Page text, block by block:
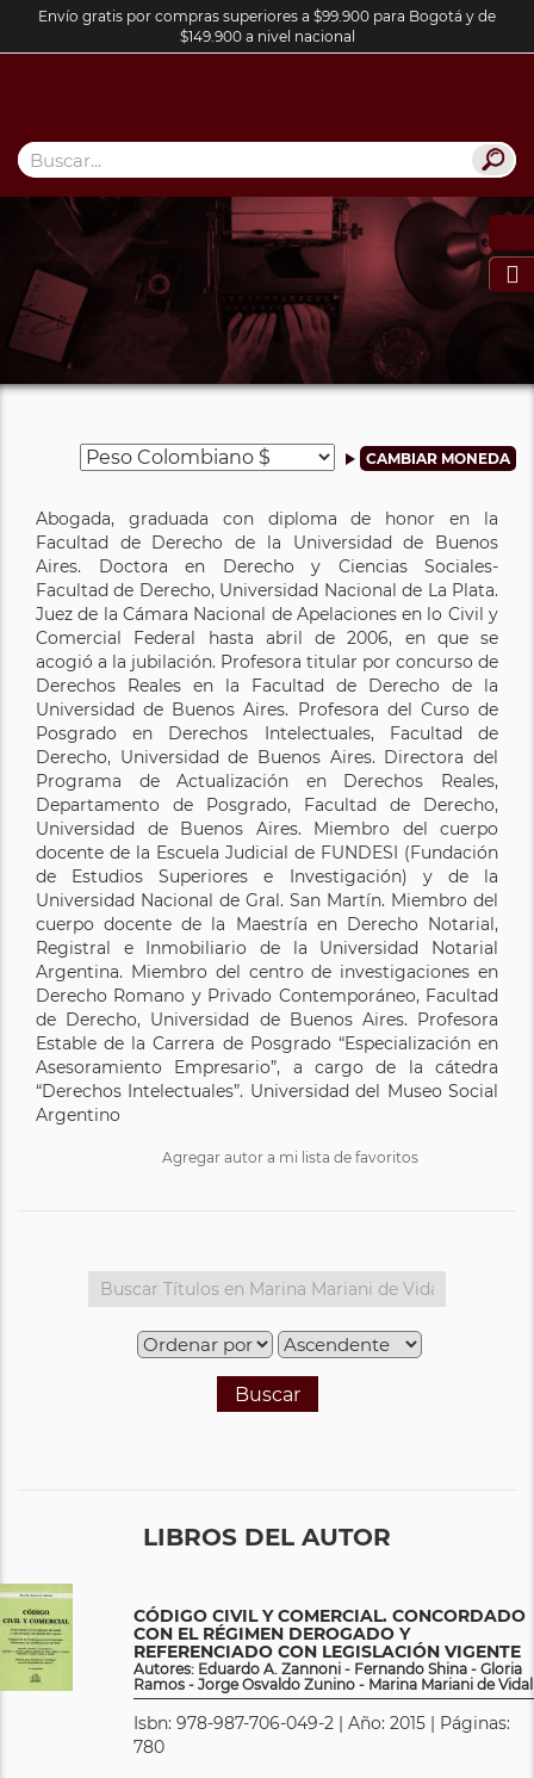
Envío gratis por compras superiores a $99.900 para Bogotá y de
$149.900 a nivel nacional

Abogada, graduada con diploma de honor en la
Facultad de Derecho de la Universidad de Buenos
Aires. Doctora en Derecho y Ciencias Sociales-
Facultad de Derecho, Universidad Nacional de La Plata.
Juez de la Cámara Nacional de Apelaciones en lo Civil y
Comercial Federal hasta abril de 2006, en que se
acogió a la jubilación. Profesora titular por concurso de
Derechos Reales en la Facultad de Derecho de la
Universidad de Buenos Aires. Profesora del Curso de
Posgrado en Derechos Intelectuales, Facultad de
Derecho, Universidad de Buenos Aires. Directora del
Programa de Actualización en Derechos Reales,
Departamento de Posgrado, Facultad de Derecho,
Universidad de Buenos Aires. Miembro del cuerpo
docente de la Escuela Judicial de FUNDESI (Fundación
de Estudios Superiores e Investigación) y de la
Universidad Nacional de Gral. San Martín. Miembro del
cuerpo docente de la Maestría en Derecho Notarial,
Registral e Inmobiliario de la Universidad Notarial
Argentina. Miembro del centro de investigaciones en
Derecho Romano y Privado Contemporáneo, Facultad
de Derecho, Universidad de Buenos Aires. Profesora
Estable de la Carrera de Posgrado “Especialización en
Asesoramiento Empresario”, a cargo de la cátedra
“Derechos Intelectuales”. Universidad del Museo Social
Argentino
Agregar autor a mi lista de favoritos
Buscar
LIBROS DEL AUTOR
CÓDIGO CIVIL Y COMERCIAL. CONCORDADO
CON EL RÉGIMEN DEROGADO Y
REFERENCIADO CON LEGISLACIÓN VIGENTE
Autores: Eduardo A. Zannoni - Fernando Shina - Gloria
Ramos - Jorge Osvaldo Zunino - Marina Mariani de Vidal
Isbn: 978-987-706-049-2 | Año: 2015 | Páginas:
780